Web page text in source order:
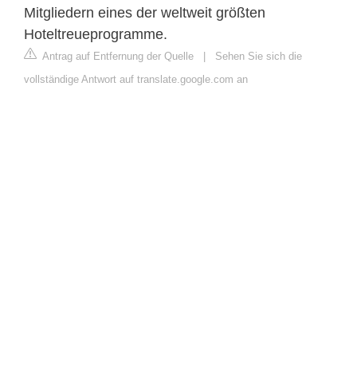
Mitgliedern eines der weltweit größten
Hoteltreueprogramme.
Antrag auf Entfernung der Quelle | Sehen Sie sich die
vollständige Antwort auf translate.google.com an